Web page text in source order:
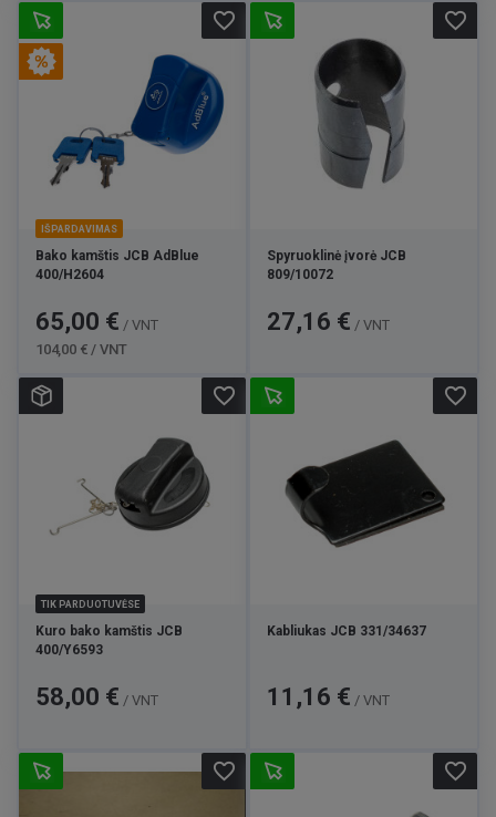
IŠPARDAVIMAS
Bako kamštis JCB AdBlue
400/H2604
Kaina
65,00 € / VNT
104,00 € / VNT
favorite_border
Spyruoklinė įvorė JCB
809/10072
Kaina
27,16 € / VNT
favorite_border
TIK PARDUOTUVĖSE
Kuro bako kamštis JCB
400/Y6593
Kaina
58,00 € / VNT
favorite_border
Kabliukas JCB 331/34637
Kaina
11,16 € / VNT
favorite_border
favorite_border favorite_border